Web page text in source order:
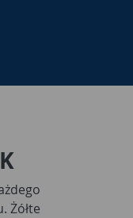
– otwórz/
Żółte